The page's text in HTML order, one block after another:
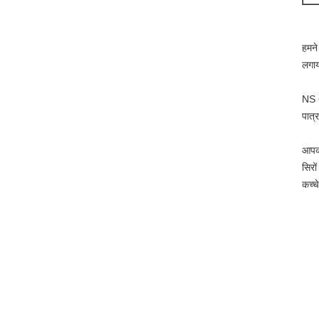
हमने
NS